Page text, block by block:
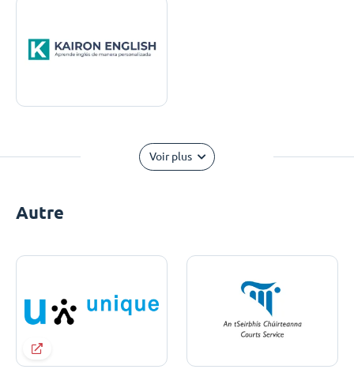
Voir plus
Autre